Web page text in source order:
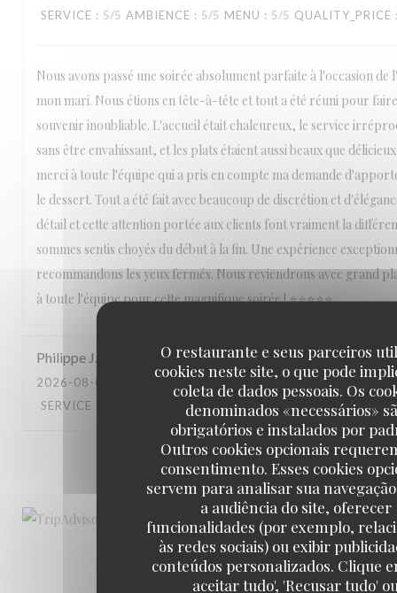
O restaurante e seus parceiros
cookies neste site, o que pode
coleta de dados pessoais. Os
denominados «necessários»
obrigatórios e instalados por
Outros cookies opcionais
consentimento. Esses cookies
servem para analisar sua
a audiência do site, oferecer
funcionalidades (por exemplo,
às redes sociais) ou exibir
conteúdos personalizados. Clique
aceitar tudo', 'Recusar tudo'
SERVICE : 5/5 AMBIENCE : 5/5 MENU : 5/5 QUALITY_PRICE
Nous avons passé une soirée absolument parfaite à l'occasion de
mon mari. Nous étions en tête-à-tête et tout a été réuni pour
souvenir inoubliable. L'accueil était chaleureux, le service
sans être envahissant, et les plats étaient aussi beaux que
merci à toute l'équipe qui a pris en compte ma demande
le dessert. Tout a été fait avec beaucoup de discrétion et
détail et cette attention portée aux clients font vraiment la
sommes sentis choyés du début à la fin. Une expérience
recommandons les yeux fermés. Nous reviendrons avec grand
à toute l'équipe pour cette magnifique soirée ! ⭐⭐⭐⭐⭐
Philippe J
2026-08-01
- 19:30 - GUESTS 2
SERVICE
AMBIENCE: 4/5 MENU: 5 /5 QUALITY_PRICE
2